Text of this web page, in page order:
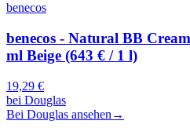
benecos
benecos - Natural BB
ml Beige (643 € / 1 l)
19,29 €
bei Douglas
Bei Douglas ansehen →